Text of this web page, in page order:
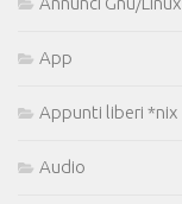
App
Appunti liberi *nix
Audio